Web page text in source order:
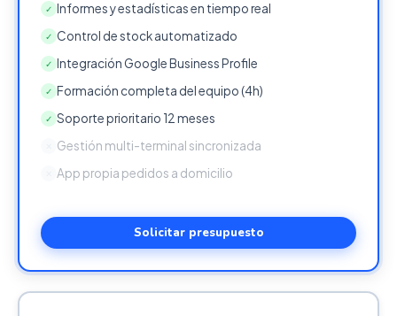
✓ Informes y estadísticas en tiempo real
✓ Control de stock automatizado
✓ Integración Google Business Profile
✓ Formación completa del equipo (4h)
✓ Soporte prioritario 12 meses
Gestión multi-terminal sincronizada
App propia pedidos a domicilio
Solicitar presupuesto